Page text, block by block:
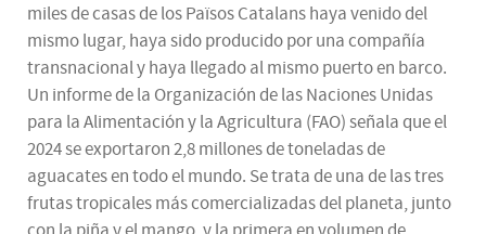
miles de casas de los Països Catalans haya venido del
mismo lugar, haya sido producido por una compañía
transnacional y haya llegado al mismo puerto en barco.
Un informe de la Organización de las Naciones Unidas
para la Alimentación y la Agricultura (FAO) señala que el
2024 se exportaron 2,8 millones de toneladas de
aguacates en todo el mundo. Se trata de una de las tres
frutas tropicales más comercializadas del planeta, junto